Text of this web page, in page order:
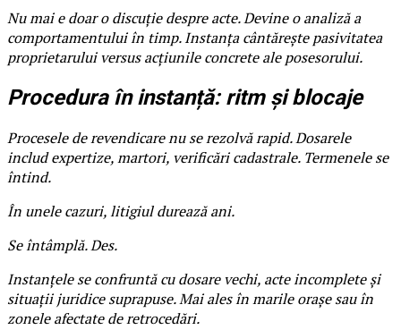
Nu mai e doar o discuție despre acte. Devine o analiză a
comportamentului în timp. Instanța cântărește pasivitatea
proprietarului versus acțiunile concrete ale posesorului.
Procedura în instanță: ritm și blocaje
Procesele de revendicare nu se rezolvă rapid. Dosarele
includ expertize, martori, verificări cadastrale. Termenele se
întind.
În unele cazuri, litigiul durează ani.
Se întâmplă. Des.
Instanțele se confruntă cu dosare vechi, acte incomplete și
situații juridice suprapuse. Mai ales în marile orașe sau în
zonele afectate de retrocedări.